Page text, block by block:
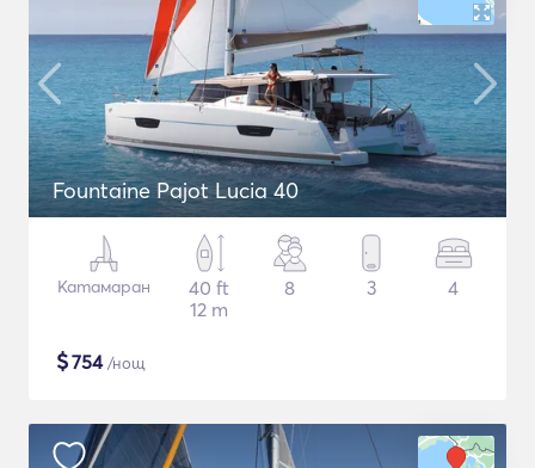
Fountaine Pajot Lucia 40
Катамаран
40 ft
12 m
8 3 4
$754/нощ